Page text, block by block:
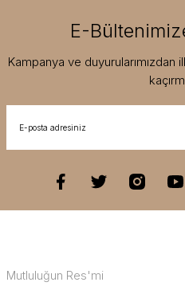
E-
Kampanya ve duyurularımızdan
Mutluluğun Res'mi